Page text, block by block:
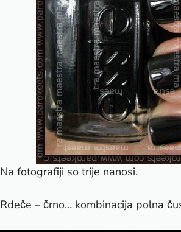
Na fotografiji so trije nanosi.
Rdeče – črno… kombinacija polna